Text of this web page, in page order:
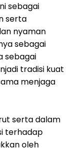
sebagai
serta
nyaman
sebagai
sebagai
tradisi kuat
menjaga
serta dalam
terhadap
oleh